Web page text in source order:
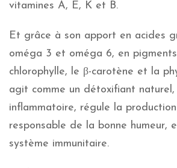
vitamines A, E, K et B.
Et grâce à son apport en acides
oméga 3 et oméga 6, en
chlorophylle, le β-carotène et la
agit comme un détoxifiant
inflammatoire, régule la
responsable de la bonne humeur,
système immunitaire.